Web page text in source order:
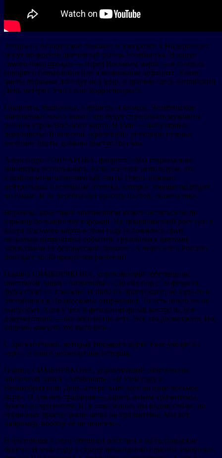
Заторы на белорусской таможне и заморозки в Нидерландах
могут подкосить цветочный рынок Челябинска. В канун
самого пика продаж — перед Восьмым марта — в салонах
говорят о повышении цен и возможном дефиците. Какие
цветы первыми попадут под удар, и причем здесь английский
День матери? Узнал наш корреспондент.
Гиацинты, тюльпаны, нарциссы и мимоза. Челябинские
цветочники точно знают, что будут спрашивать мужчины
ранним утром Восьмого марта. В топе — популярные
первоцветы. И никакой «кричащей» упаковки: нежные
весенние цветы должны выступать соло.
Александра ГОНЧАРОВА, флорист: «Мы стараемся по
минимуму использовать. Если все-таки используем, это
какой-то минималистичный стиль. Очень нежные,
нейтральные пастельные оттенки, которые хорошо подходят
по гамме. И не перебивают красоту цветов, скажем так».
Впрочем, даже такой минимализм может оказаться не по
карману большинству горожан. На традиционный рост цен в
канун Восьмого марта в этом году наложились сразу
несколько неприятных событий. Грузовики с цветами
забуксовали на белорусской таможне. А через нее в Россию
попадает до 90 процентов растений.
Полина СИМБИРЯКОВА, управляющий собственник
цветочной лавки «Amsterdam»: «До сих пор с 10 февраля
фуры стоят на таможне. И либо их пропускают, но куда-то в
отстойники в Подмосковье отправляют. То есть никто их не
выпускает. Хотя у них и фитосанитарный контроль, вся
документация — все абсолютно есть. Все это досмотрено. Но,
видимо, кому-то это выгодно».
С хризантемами, которые Восьмого марта тоже уходят на
«ура», и вовсе неожиданная история.
Полина СИМБИРЯКОВА, управляющий собственник
цветочной лавки «Amsterdam»: «В этом году в
Великобритании День матери выпадает на наше восьмое
марта. И для них традиция — дарить мамам хризантемы,
букеты из хризантем. И, к сожалению, мы видим сейчас на
аукционах просто дикие цены на хризантемы. Мы вот,
например, вообще ее не повезем».
В цветочном салоне обещают рост цен и на голландские
букеты. В этом году в страну неожиданно пришли заморозки,